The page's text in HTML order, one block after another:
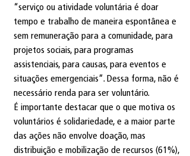
“serviço ou atividade voluntária é doar
tempo e trabalho de maneira espontânea e
sem remuneração para a comunidade, para
projetos sociais, para programas
assistenciais, para causas, para eventos e
situações emergenciais”. Dessa forma, não é
necessário renda para ser voluntário.
É importante destacar que o que motiva os
voluntários é solidariedade, e a maior parte
das ações não envolve doação, mas
distribuição e mobilização de recursos (61%),